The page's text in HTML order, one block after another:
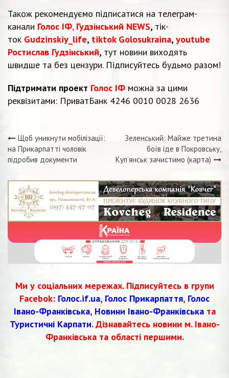
Також рекомендуємо підписатися на телеграм-
канали Голос ІФ, Гудзінський NEWS, тік-
ток Gudzinskiy_life, tiktok Golosukraina, youtube
Ростислав Гудзінський, тут новини виходять
швидше та без цензури. Підписуйтесь будьмо разом!
Підтримати проект Голос ІФ можна за цими
реквізитами: ПриватБанк 4246 0010 0028 2636
Навігація
Щоб уникнути мобілізації:
на Прикарпатті чоловік
підробив документи
Зеленський: Майже третина
боїв іде в Покровську,
Куп’янськ зачистимо (карта)
Ми у соціальних мережах. Підписуйтесь в групи
Facebok: Голос.if.ua, Голос Прикарпаття, Голос
Івано-Франківська, Новини Івано-Франківськата
Туристичні Карпати. Дізнавайтесь новини м. Івано-
Франківська та області першими.